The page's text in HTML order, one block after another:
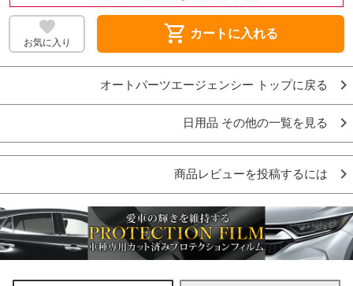
お気に入り shopping_cart カートに入れる
オートパーツエージェンシー トップに戻る
日用品 その他の一覧を見る
商品レビューを投稿するには